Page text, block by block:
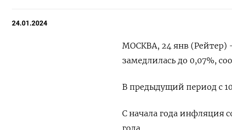
24.01.2024
МОСКВА, 24 янв (Рейтер)
замедлилась до 0,07%,
В предыдущий период с
С начала года инфляция
года.